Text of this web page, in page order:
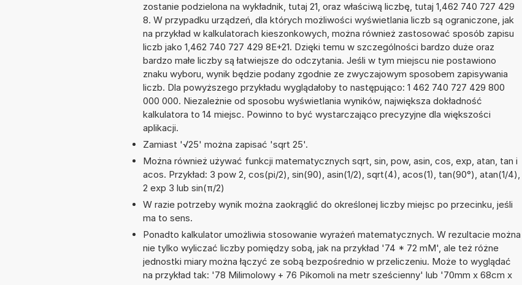
zostanie podzielona na wykładnik, tutaj 21, oraz właściwą liczbę, tutaj 1,462 740 727 429
8. W przypadku urządzeń, dla których możliwości wyświetlania liczb są ograniczone, jak
na przykład w kalkulatorach kieszonkowych, można również zastosować sposób zapisu
liczb jako 1,462 740 727 429 8E+21. Dzięki temu w szczególności bardzo duże oraz
bardzo małe liczby są łatwiejsze do odczytania. Jeśli w tym miejscu nie postawiono
znaku wyboru, wynik będzie podany zgodnie ze zwyczajowym sposobem zapisywania
liczb. Dla powyższego przykładu wyglądałoby to następująco: 1 462 740 727 429 800
000 000. Niezależnie od sposobu wyświetlania wyników, największa dokładność
kalkulatora to 14 miejsc. Powinno to być wystarczająco precyzyjne dla większości
aplikacji.
Zamiast '√25' można zapisać 'sqrt 25'.
Można również używać funkcji matematycznych sqrt, sin, pow, asin, cos, exp, atan, tan i
acos. Przykład: 3 pow 2, cos(pi/2), sin(90), asin(1/2), sqrt(4), acos(1), tan(90°), atan(1/4),
2 exp 3 lub sin(π/2)
W razie potrzeby wynik można zaokrąglić do określonej liczby miejsc po przecinku, jeśli
ma to sens.
Ponadto kalkulator umożliwia stosowanie wyrażeń matematycznych. W rezultacie można
nie tylko wyliczać liczby pomiędzy sobą, jak na przykład '74 * 72 mM', ale też różne
jednostki miary można łączyć ze sobą bezpośrednio w przeliczeniu. Może to wyglądać
na przykład tak: '78 Milimolowy + 76 Pikomoli na metr sześcienny' lub '70mm x 68cm x